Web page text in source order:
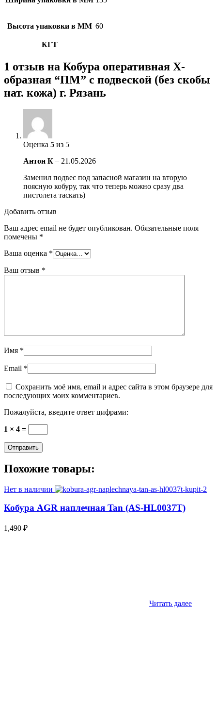
Высота упаковки в ММ 60
КГТ
1 отзыв на Кобура оперативная Х-
образная “ПМ” с подвеской (без скобы
нат. кожа) г. Рязань
Оценка 5 из 5
Антон К – 21.05.2026
Заменил подвес под запасной магазин на вторую
поясную кобуру, так что теперь можно сразу два
пистолета таскать)
Добавить отзыв
Ваш адрес email не будет опубликован. Обязательные поля
помечены *
Ваша оценка *
Ваш отзыв *
Имя *
Email *
Сохранить моё имя, email и адрес сайта в этом браузере для
последующих моих комментариев.
Пожалуйста, введите ответ цифрами:
1 × 4 =
Похожие товары:
Нет в наличии
Кобура AGR наплечная Tan (AS-HL0037T)
1,490 ₽
Читать далее